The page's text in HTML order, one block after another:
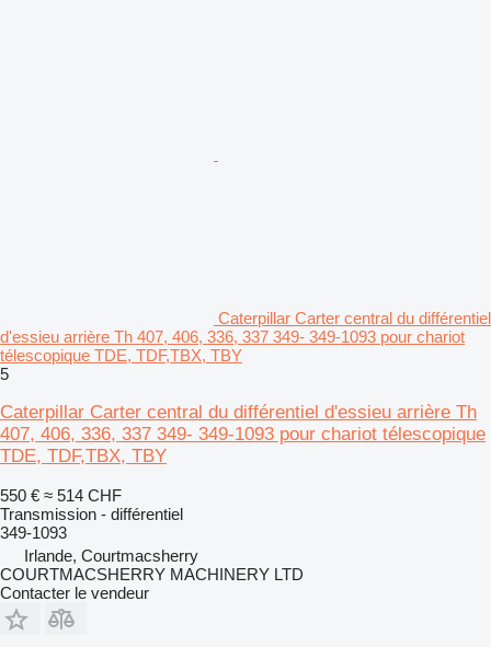
Caterpillar Carter central du différentiel
d'essieu arrière Th 407, 406, 336, 337 349- 349-1093 pour chariot
télescopique TDE, TDF,TBX, TBY
5
Caterpillar Carter central du différentiel d'essieu arrière Th
407, 406, 336, 337 349- 349-1093 pour chariot télescopique
TDE, TDF,TBX, TBY
550 € ≈ 514 CHF
Transmission - différentiel
349-1093
Irlande, Courtmacsherry
COURTMACSHERRY MACHINERY LTD
Contacter le vendeur